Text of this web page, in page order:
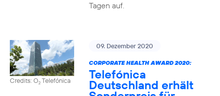
Tagen auf.
Credits: O2Telefónica
09. Dezember 2020
CORPORATE HEALTH AWARD 2020:
Telefónica
Deutschland erhält